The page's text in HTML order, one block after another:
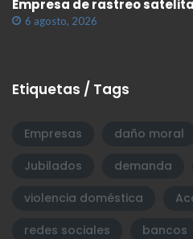
Empresa de rastreo
6 agosto, 2026
Etiquetas / Tags
Empresas daño moral
Jubilados
demanda
violencia doméstica
redes sociales
bancos